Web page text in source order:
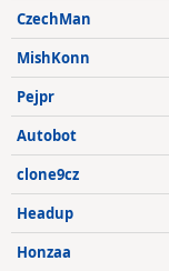
CzechMan
MishKonn
Pejpr
Autobot
clone9cz
Headup
Honzaa